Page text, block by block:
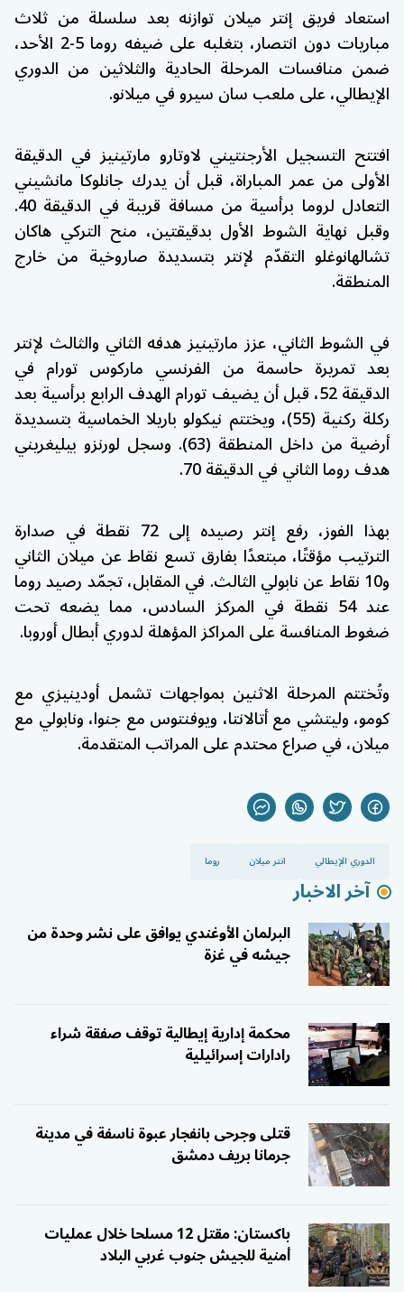
استعاد فريقإنتر ميلان توازنه بعد سلسلة من ثلاث
مباريات دون انتصار، بتغلبه على ضيفه روما 5-2 الأحد،
ضمن منافسات المرحلة الحادية والثلاثين من الدوري
الإيطالي، على ملعب سان سيرو في ميلانو.
افتتح التسجيل الأرجنتيني لاوتارو مارتينيزفي الدقيقة
الأولى من عمر المباراة، قبل أن يدرك جانلوكا مانشيني
التعادل لروما برأسية من مسافة قريبة في الدقيقة 40.
وقبل نهاية الشوط الأول بدقيقتين، منح التركي هاكان
تشالهانوغلو التقدّم لإنتر بتسديدة صاروخية من خارج
المنطقة.
في الشوط الثاني، عززمارتينيزهدفه الثاني والثالث لإنتر
بعد تمريرة حاسمة من الفرنسي ماركوس تورام في
الدقيقة 52، قبل أن يضيف تورام الهدف الرابع برأسية بعد
ركلة ركنية (55)، ويختتم نيكولو باريلا الخماسية بتسديدة
أرضية من داخل المنطقة (63). وسجل لورنزو بيليغريني
هدف روما الثاني في الدقيقة 70.
بهذا الفوز، رفع إنتر رصيده إلى 72 نقطة في صدارة
الترتيب مؤقتًا، مبتعدًا بفارق تسع نقاط عن ميلان الثاني
و10 نقاط عن نابولي الثالث. في المقابل، تجمّد رصيد روما
عند 54 نقطة في المركز السادس، مما يضعه تحت
ضغوط المنافسة على المراكز المؤهلة لدوري أبطال أوروبا.
وتُختتم المرحلة الاثنين بمواجهات تشمل أودينيزي مع
كومو، وليتشي مع أتالانتا، ويوفنتوس مع جنوا، ونابولي مع
ميلان، في صراع محتدم على المراتب المتقدمة.
الدوري الإيطالي انتر ميلان روما
آخر الاخبار
البرلمان الأوغندي يوافق على نشر وحدة من
جيشه في غزة
محكمة إدارية إيطالية توقف صفقة شراء
رادارات إسرائيلية
قتلى وجرحى بانفجار عبوة ناسفة في مدينة
جرمانا بريف دمشق
باكستان: مقتل 12 مسلحا خلال عمليات
أمنية للجيش جنوب غربي البلاد